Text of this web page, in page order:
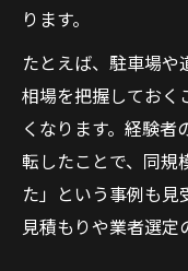
ります。
たとえば、駐車場
相場を把握しておく
くなります。経験者
転したことで、同規
た」という事例も見
見積もりや業者選定